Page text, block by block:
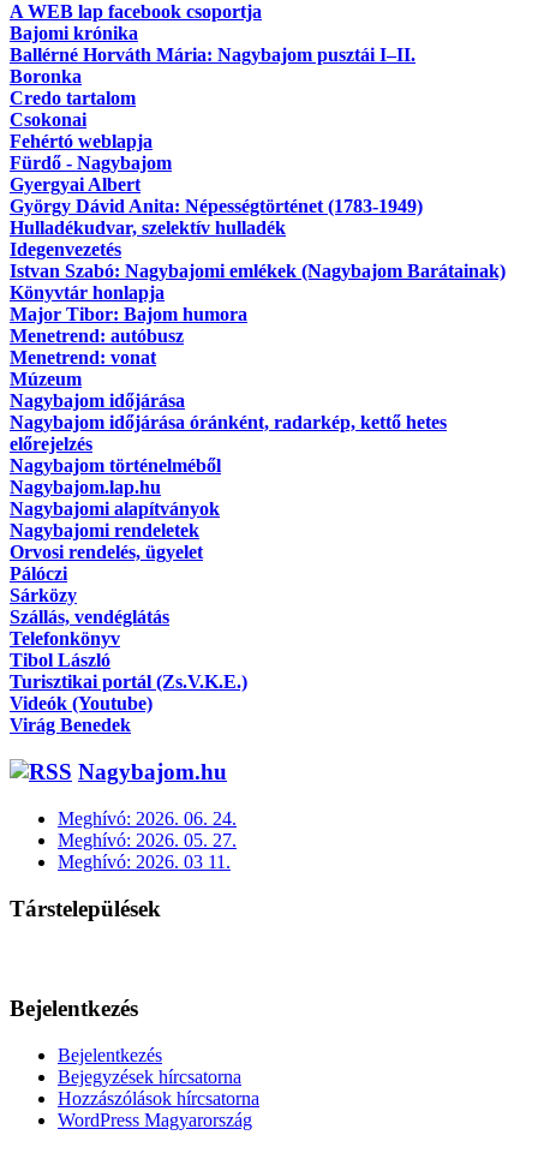
A WEB lap facebook csoportja
Bajomi krónika
Ballérné Horváth Mária: Nagybajom pusztái I–II.
Boronka
Credo tartalom
Csokonai
Fehértó weblapja
Fürdő - Nagybajom
Gyergyai Albert
György Dávid Anita: Népességtörténet (1783-1949)
Hulladékudvar, szelektív hulladék
Idegenvezetés
Istvan Szabó: Nagybajomi emlékek (Nagybajom Barátainak)
Könyvtár honlapja
Major Tibor: Bajom humora
Menetrend: autóbusz
Menetrend: vonat
Múzeum
Nagybajom időjárása
Nagybajom időjárása óránként, radarkép, kettő hetes
előrejelzés
Nagybajom történelméből
Nagybajom.lap.hu
Nagybajomi alapítványok
Nagybajomi rendeletek
Orvosi rendelés, ügyelet
Pálóczi
Sárközy
Szállás, vendéglátás
Telefonkönyv
Tibol László
Turisztikai portál (Zs.V.K.E.)
Videók (Youtube)
Virág Benedek
Nagybajom.hu
Meghívó: 2026. 06. 24.
Meghívó: 2026. 05. 27.
Meghívó: 2026. 03 11.
Társtelepülések
Bejelentkezés
Bejelentkezés
Bejegyzések hírcsatorna
Hozzászólások hírcsatorna
WordPress Magyarország